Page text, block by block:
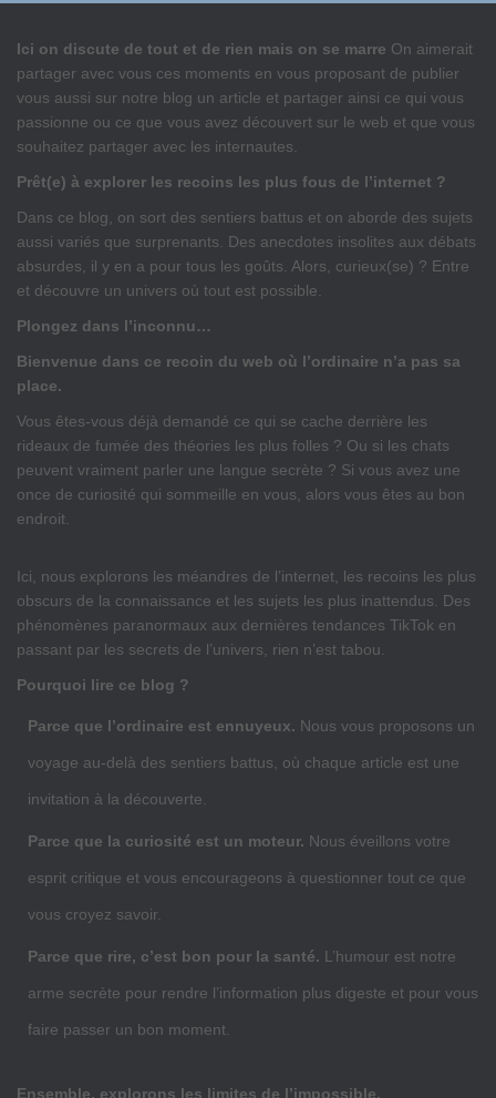
Ici on discute de tout et de rien mais on se marre On aimerait
partager avec vous ces moments en vous proposant de publier
vous aussi sur notre blog un article et partager ainsi ce qui vous
passionne ou ce que vous avez découvert sur le web et que vous
souhaitez partager avec les internautes.
Prêt(e) à explorer les recoins les plus fous de l’internet ?
Dans ce blog, on sort des sentiers battus et on aborde des sujets
aussi variés que surprenants. Des anecdotes insolites aux débats
absurdes, il y en a pour tous les goûts. Alors, curieux(se) ? Entre
et découvre un univers où tout est possible.
Plongez dans l’inconnu…
Bienvenue dans ce recoin du web où l’ordinaire n’a pas sa
place.
Vous êtes-vous déjà demandé ce qui se cache derrière les
rideaux de fumée des théories les plus folles ? Ou si les chats
peuvent vraiment parler une langue secrète ? Si vous avez une
once de curiosité qui sommeille en vous, alors vous êtes au bon
endroit.
Ici, nous explorons les méandres de l’internet, les recoins les plus
obscurs de la connaissance et les sujets les plus inattendus. Des
phénomènes paranormaux aux dernières tendances TikTok en
passant par les secrets de l’univers, rien n’est tabou.
Pourquoi lire ce blog ?
Parce que l’ordinaire est ennuyeux. Nous vous proposons un
voyage au-delà des sentiers battus, où chaque article est une
invitation à la découverte.
Parce que la curiosité est un moteur. Nous éveillons votre
esprit critique et vous encourageons à questionner tout ce que
vous croyez savoir.
Parce que rire, c’est bon pour la santé. L’humour est notre
arme secrète pour rendre l’information plus digeste et pour vous
faire passer un bon moment.
Ensemble, explorons les limites de l’impossible.